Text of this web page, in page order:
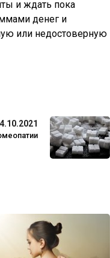
и ждать пока
денег и
или недостоверную